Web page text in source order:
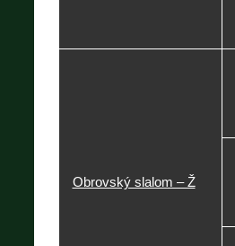
Obrovský slalom – Ž